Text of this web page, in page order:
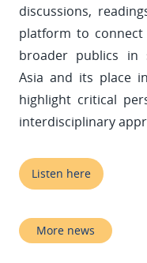
discussions,
platform to connect
broader publics in
Asia and its place
highlight critical
interdisciplinary
Listen here
More news